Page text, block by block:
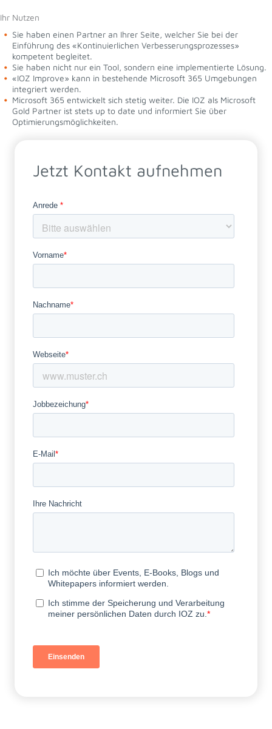
Ihr Nutzen
Sie haben einen Partner an Ihrer Seite, welcher Sie bei der
Einführung des «Kontinuierlichen Verbesserungsprozesses»
kompetent begleitet.
Sie haben nicht nur ein Tool, sondern eine implementierte Lösung.
«IOZ Improve» kann in bestehende Microsoft 365 Umgebungen
integriert werden.
Microsoft 365 entwickelt sich stetig weiter. Die IOZ als Microsoft
Gold Partner ist stets up to date und informiert Sie über
Optimierungsmöglichkeiten.
Jetzt Kontakt aufnehmen